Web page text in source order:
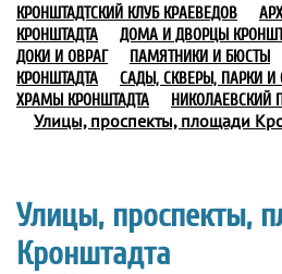
КРОНШТАДТСКИЙ КЛУБ КРАЕВЕДОВ
КРОНШТАДТА
ДОМА И ДВОРЦЫ
ДОКИ И ОВРАГ
ПАМЯТНИКИ И БЮСТЫ
КРОНШТАДТА
САДЫ, СКВЕРЫ, ПАРКИ И
ХРАМЫ КРОНШТАДТА
НИКОЛАЕВСКИЙ
Улицы, проспекты, площади
Улицы, проспекты,
Кронштадта